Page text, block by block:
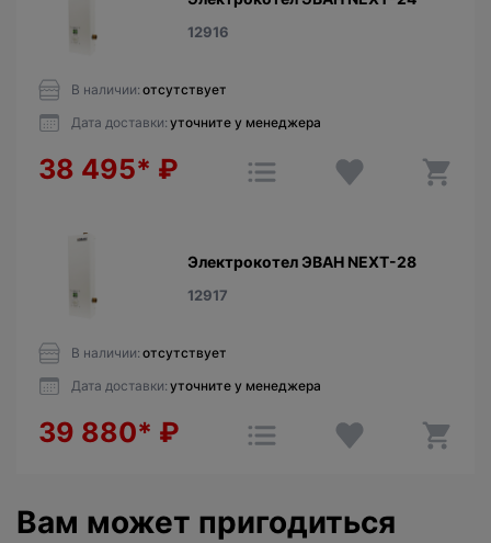
12916
В наличии: отсутствует
Дата доставки: уточните у менеджера
38 495* ₽
Электрокотел ЭВАН NEXT-28
12917
В наличии: отсутствует
Дата доставки: уточните у менеджера
39 880* ₽
Вам может пригодиться